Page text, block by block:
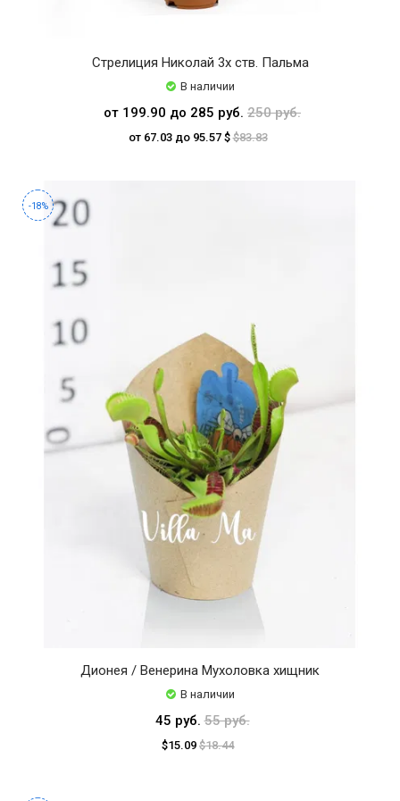
Стрелиция Николай 3х ств. Пальма
В наличии
от 199.90 до 285 руб. 250 руб.
от 67.03 до 95.57 $$83.83
-18%
Дионея / Венерина Мухоловка хищник
В наличии
45 руб.55 руб.
$15.09 $18.44